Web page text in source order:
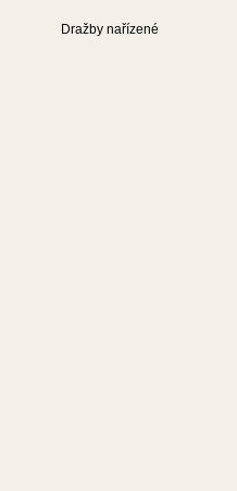
Dražby nařízené